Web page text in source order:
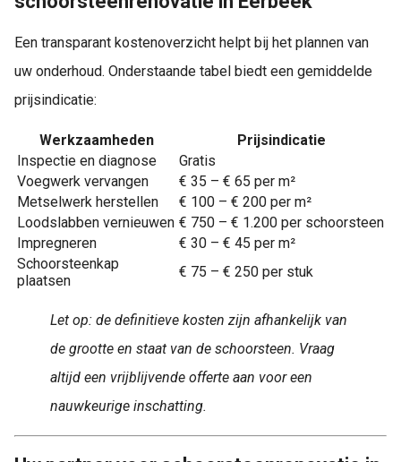
Een transparant kostenoverzicht helpt bij het plannen van
uw onderhoud. Onderstaande tabel biedt een gemiddelde
prijsindicatie:
Werkzaamheden
Prijsindicatie
Inspectie en diagnose
Gratis
Voegwerk vervangen
€ 35 – € 65 per m²
Metselwerk herstellen
€ 100 – € 200 per m²
Loodslabben vernieuwen € 750 – € 1.200 per schoorsteen
Impregneren
€ 30 – € 45 per m²
Schoorsteenkap
plaatsen
€ 75 – € 250 per stuk
Let op: de definitieve kosten zijn afhankelijk van
de grootte en staat van de schoorsteen. Vraag
altijd een vrijblijvende offerte aan voor een
nauwkeurige inschatting.